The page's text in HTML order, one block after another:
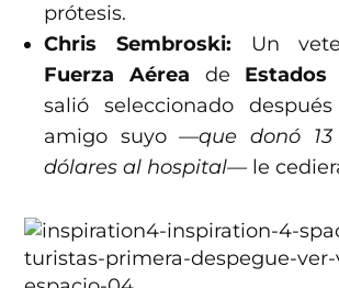
prótesis.
Chris Sembroski:
Un
Fuerza Aérea de Estados
salió seleccionado
amigo suyo—que donó
dólares al hospital— le